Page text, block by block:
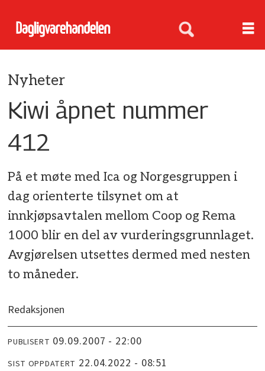
Nyheter
Kiwi åpnet nummer
412
På et møte med Ica og Norgesgruppen i
dag orienterte tilsynet om at
innkjøpsavtalen mellom Coop og Rema
1000 blir en del av vurderingsgrunnlaget.
Avgjørelsen utsettes dermed med nesten
to måneder.
Redaksjonen
PUBLISERT 09.09.2007 - 22:00
SIST OPPDATERT 22.04.2022 - 08:51